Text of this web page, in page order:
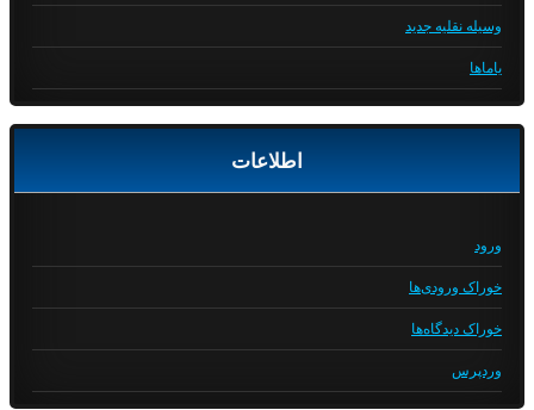
وسیله نقلیه جدید
یاماها
اطلاعات
ورود
خوراک ورودی‌ها
خوراک دیدگاه‌ها
وردپرس